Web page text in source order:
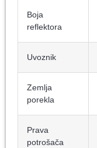
Boja
reflektora
Uvoznik
Zemlja
porekla
Prava
potrošača